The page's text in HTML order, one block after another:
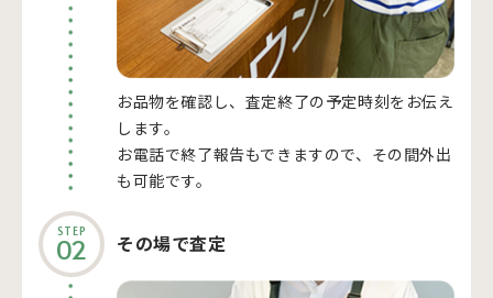
お品物を確認し、査定終了の予定時刻をお伝え
します。
お電話で終了報告もできますので、その間外出
も可能です。
STEP
02 その場で査定